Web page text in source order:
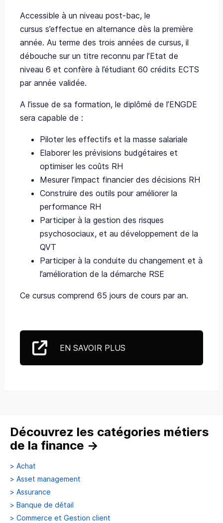
Accessible à un niveau post-bac, le
cursus s’effectue en alternance dès la première
année. Au terme des trois années de cursus, il
débouche sur un titre reconnu par l’Etat de
niveau 6 et confère à l’étudiant 60 crédits ECTS
par année validée.
A l’issue de sa formation, le diplômé de l’ENGDE
sera capable de :
Piloter les effectifs et la masse salariale
Elaborer les prévisions budgétaires et
optimiser les coûts RH
Mesurer l’impact financier des décisions RH
Construire des outils pour améliorer la
performance RH
Participer à la gestion des risques
psychosociaux, et au développement de la
QVT
Participer à la conduite du changement et à
l’amélioration de la démarche RSE
Ce cursus comprend 65 jours de cours par an.
EN SAVOIR PLUS
Découvrez les catégories métiers
de la finance →
> Achat
> Asset management
> Assurance
> Banque de détail
> Commerce et Gestion client